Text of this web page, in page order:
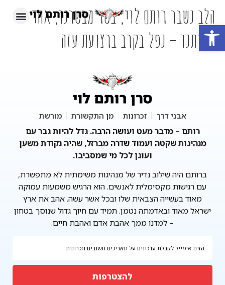
פתח סרגל נגישות
הלב נשבר רותם לוי, בשר מבשרנו, אחד
מאיתנו – נפל בקרב ברצועת עזה
אבני דרך זכרונות מן התקשורת מורשת
רותם – מדבר מעט ועושה הרבה. גדל להיות גבר עם
מנהיגות שקטה ועמוד שדרה מברזל, שהיה נקודת משען
ועוגן לכל מי שמסביבו.
ברותם היה שילוב נדיר של מנהיגות משימתית לא מתפשרת,
עם רגישות מקסימלית לאנשים. הוא הרגיש משמעות עמוקה
מאוד בעשייה הצבאית שלו ובכל אשר עשה. אהב את ארץ
ישראל מאוד ובאדמתה נטמן. תמיד עם חיוך גדול שנוסך בטחון
– למדנו ממך אהבת אדם ואהבת חיים.
להצטרפות